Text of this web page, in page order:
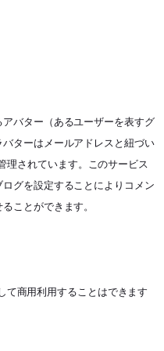
になるものですか？"
バター（あるユーザーを表すグラ
合は、追加で購入できますか？"
バター（あるユーザーを表すグ
ターはメールアドレスと紐づい
理されています。このサービス
グを設定することによりコメン
ことができます。
て商用利用することはできます